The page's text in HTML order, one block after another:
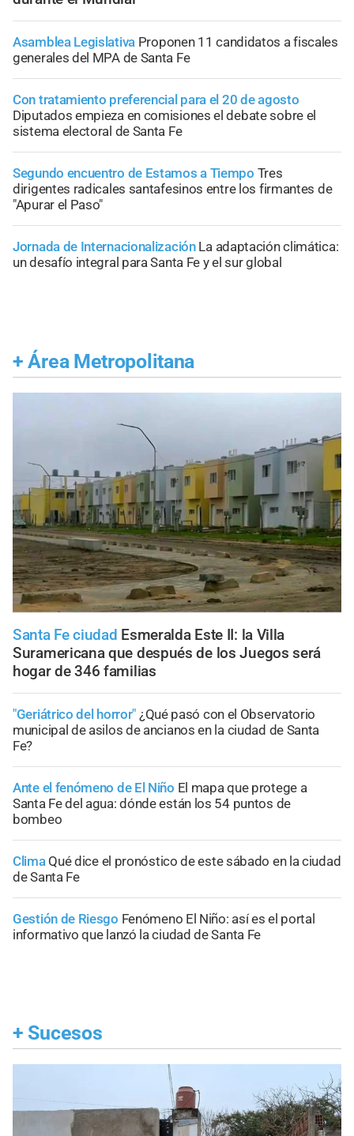
Asamblea Legislativa Proponen 11 candidatos a fiscales
generales del MPA de Santa Fe
Con tratamiento preferencial para el 20 de agosto
Diputados empieza en comisiones el debate sobre el
sistema electoral de Santa Fe
Segundo encuentro de Estamos a Tiempo Tres
dirigentes radicales santafesinos entre los firmantes de
"Apurar el Paso"
Jornada de Internacionalización La adaptación climática:
un desafío integral para Santa Fe y el sur global
+ Área Metropolitana
Santa Fe ciudad Esmeralda Este II: la Villa
Suramericana que después de los Juegos será
hogar de 346 familias
"Geriátrico del horror" ¿Qué pasó con el Observatorio
municipal de asilos de ancianos en la ciudad de Santa
Fe?
Ante el fenómeno de El Niño El mapa que protege a
Santa Fe del agua: dónde están los 54 puntos de
bombeo
Clima Qué dice el pronóstico de este sábado en la ciudad
de Santa Fe
Gestión de Riesgo Fenómeno El Niño: así es el portal
informativo que lanzó la ciudad de Santa Fe
+ Sucesos